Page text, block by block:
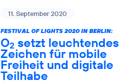
11. September 2020
FESTIVAL OF LIGHTS 2020 IN BERLIN:
O2 setzt leuchtendes
Zeichen für mobile
Freiheit und digitale
Teilhabe